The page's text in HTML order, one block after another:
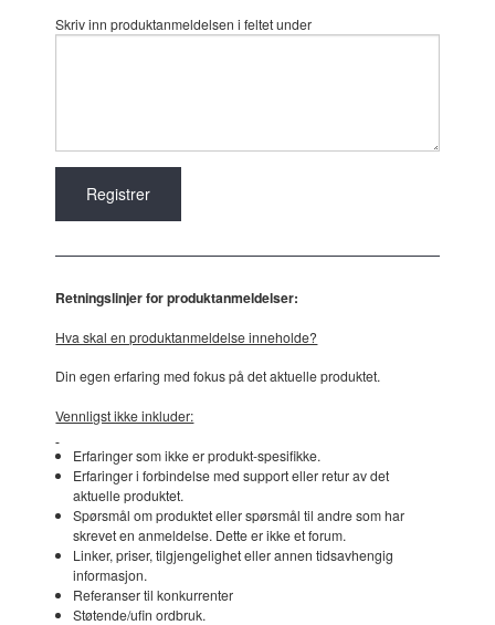
Skriv inn produktanmeldelsen i feltet under
Retningslinjer for produktanmeldelser:
Hva skal en produktanmeldelse inneholde?
Din egen erfaring med fokus på det aktuelle produktet.
Vennligst ikke inkluder:
Erfaringer som ikke er produkt-spesifikke.
Erfaringer i forbindelse med support eller retur av det
aktuelle produktet.
Spørsmål om produktet eller spørsmål til andre som har
skrevet en anmeldelse. Dette er ikke et forum.
Linker, priser, tilgjengelighet eller annen tidsavhengig
informasjon.
Referanser til konkurrenter
Støtende/ufin ordbruk.